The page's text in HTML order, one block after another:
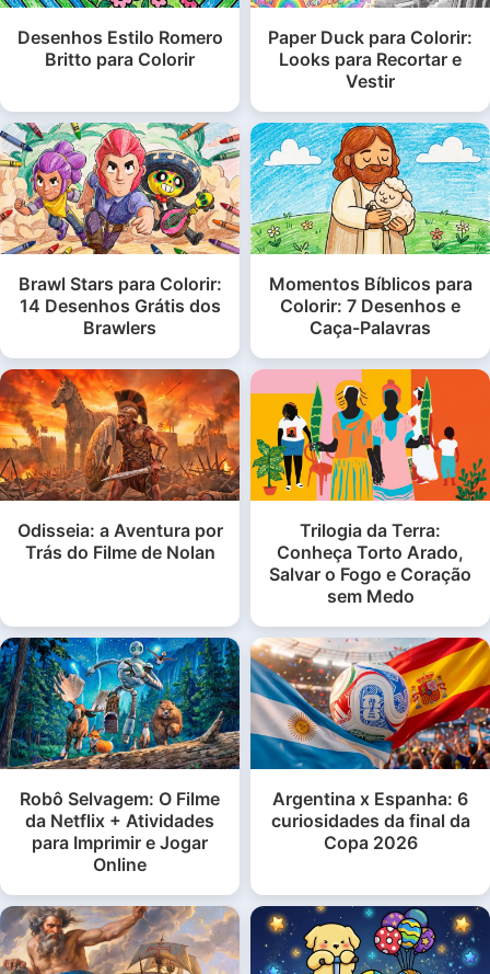
Desenhos Estilo Romero
Britto para Colorir
Paper Duck para Colorir:
Looks para Recortar e
Vestir
Brawl Stars para Colorir:
14 Desenhos Grátis dos
Brawlers
Momentos Bíblicos para
Colorir: 7 Desenhos e
Caça-Palavras
Odisseia: a Aventura por
Trás do Filme de Nolan
Trilogia da Terra:
Conheça Torto Arado,
Salvar o Fogo e Coração
sem Medo
Robô Selvagem: O Filme
da Netflix + Atividades
para Imprimir e Jogar
Online
Argentina x Espanha: 6
curiosidades da final da
Copa 2026